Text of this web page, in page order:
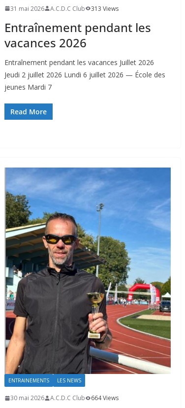
31 mai 2026 A.C.D.C Club 313 Views
Entraînement pendant les
vacances 2026
Entraînement pendant les vacances Juillet 2026
Jeudi 2 juillet 2026 Lundi 6 juillet 2026 — École des
jeunes Mardi 7
Read More
ENTRAINEMENTS LES NEWS
30 mai 2026 A.C.D.C Club 664 Views